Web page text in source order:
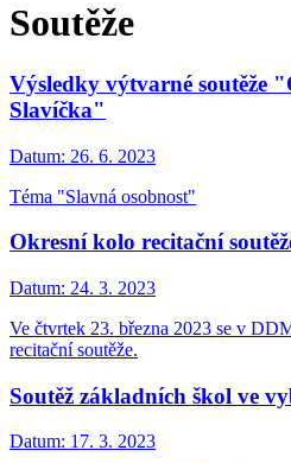
Soutěže
Výsledky výtvarné soutěže
Slavíčka"
Datum: 26. 6. 2023
Téma "Slavná osobnost"
Okresní kolo recitační
Datum: 24. 3. 2023
Ve čtvrtek 23. března 2023 se v
recitační soutěže.
Soutěž základních škol ve
Datum: 17. 3. 2023